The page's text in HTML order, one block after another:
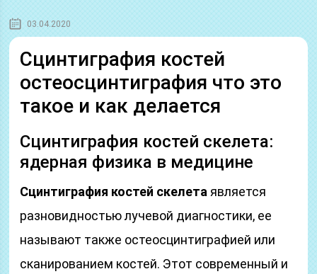
03.04.2020
Сцинтиграфия костей
остеосцинтиграфия что это
такое и как делается
Сцинтиграфия костей скелета:
ядерная физика в медицине
Сцинтиграфия костей скелета является
разновидностью лучевой диагностики, ее
называют также остеосцинтиграфией или
сканированием костей. Этот современный и